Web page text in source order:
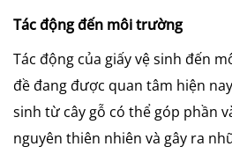
Tác động đến môi trường
Tác động của giấy vệ sinh đến
đề đang được quan tâm hiện
sinh từ cây gỗ có thể góp phần
nguyên thiên nhiên và gây ra